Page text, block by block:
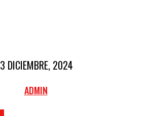
3 DICIEMBRE, 2024
ADMIN